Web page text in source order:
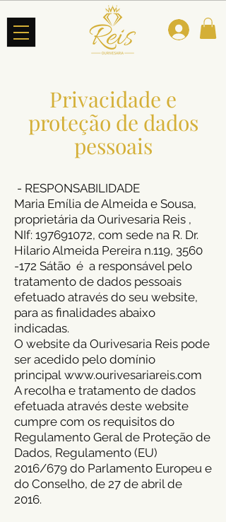
Privacidade e
proteção de dados
pessoais
- RESPONSABILIDADE
Maria Emília de Almeida e Sousa,
proprietária da Ourivesaria Reis ,
NIf: 197691072, com sede na R. Dr.
Hilario Almeida Pereira n.119, 3560
-172 Sátão é a responsável pelo
tratamento de dados pessoais
efetuado através do seu website,
para as finalidades abaixo
indicadas.
O website da Ourivesaria Reis pode
ser acedido pelo domínio
principal www.ourivesariareis.com
A recolha e tratamento de dados
efetuada através deste website
cumpre com os requisitos do
Regulamento Geral de Proteção de
Dados, Regulamento (EU)
2016/679 do Parlamento Europeu e
do Conselho, de 27 de abril de
2016.